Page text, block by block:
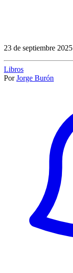
23 de septiembre 2025
Libros
Por Jorge Burón